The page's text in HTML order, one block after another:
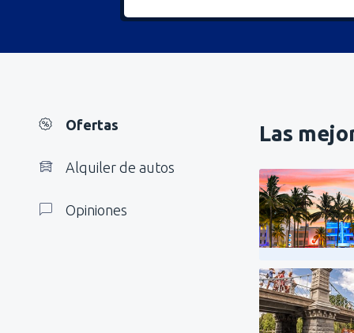
Ofertas
Alquiler de autos
Opiniones
Las